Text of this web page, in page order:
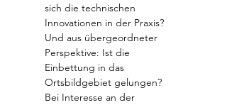
sich die technischen
Innovationen in der Praxis?
Und aus übergeordneter
Perspektive: Ist die
Einbettung in das
Ortsbildgebiet gelungen?
Bei Interesse an der